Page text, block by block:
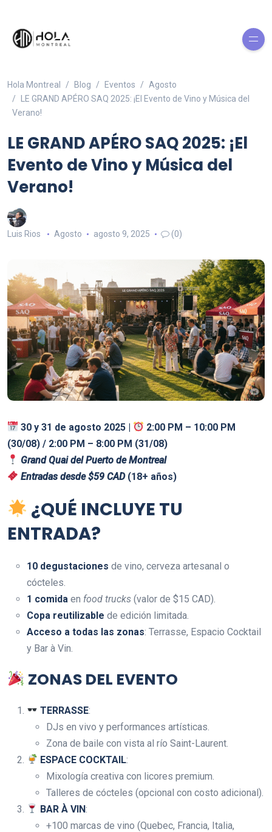
Hola Montreal Blog Eventos
Agosto
LE GRAND APÉRO SAQ 2025: ¡El Evento de Vino y Música del
Verano!
LE GRAND APÉRO SAQ 2025: ¡El
Evento de Vino y Música del
Verano!
Luis Rios Agosto agosto 9, 2025 (0)
30 y 31 de agosto 2025 |
2:00 PM – 10:00 PM
(30/08) / 2:00 PM – 8:00 PM (31/08)
Grand Quai del Puerto de Montreal
Entradas desde $59 CAD(18+ años)
¿QUÉ INCLUYE TU
ENTRADA?
10 degustaciones de vino, cerveza artesanal o
cócteles.
1 comida en food trucks (valor de $15 CAD).
Copa reutilizable de edición limitada.
Acceso a todas las zonas: Terrasse, Espacio Cocktail
y Bar à Vin.
ZONAS DEL EVENTO
TERRASSE:
DJs en vivo y performances artísticas.
Zona de baile con vista al río Saint-Laurent.
ESPACE COCKTAIL:
Mixología creativa con licores premium.
Talleres de cócteles (opcional con costo adicional).
BAR À VIN:
+100 marcas de vino (Quebec, Francia, Italia,